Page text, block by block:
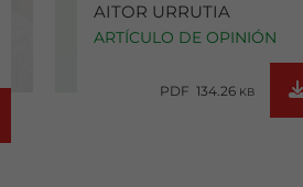
AITOR URRUTIA
ARTÍCULO DE OPINIÓN
PDF 134.26 KB